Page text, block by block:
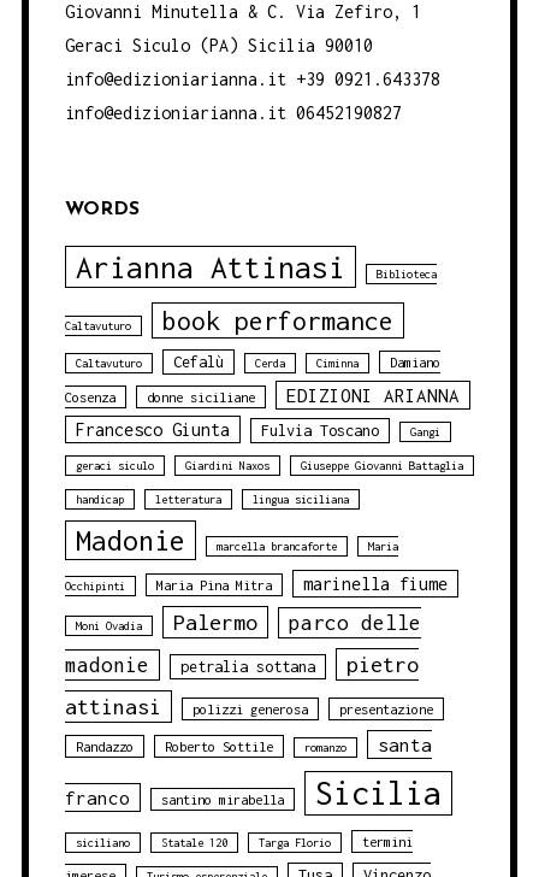
Giovanni Minutella & C. Via Zefiro, 1
Geraci Siculo (PA) Sicilia 90010
info@edizioniarianna.it +39 0921.643378
info@edizioniarianna.it 06452190827
WORDS
Arianna Attinasi Biblioteca
Caltavuturo book performance
Caltavuturo Cefalù Cerda Ciminna Damiano
Cosenza donne siciliane EDIZIONI ARIANNA
Francesco Giunta Fulvia Toscano Gangi
geraci siculo Giardini Naxos Giuseppe Giovanni Battaglia
handicap letteratura lingua siciliana
Madonie marcella brancaforte Maria
Occhipinti Maria Pina Mitra marinella fiume
Moni Ovadia Palermo
parco delle
madonie
petralia sottana
pietro
attinasi
polizzi generosa presentazione
Randazzo Roberto Sottile romanzo santa
franco santino mirabella Sicilia
siciliano Statale 120 Targa Florio termini